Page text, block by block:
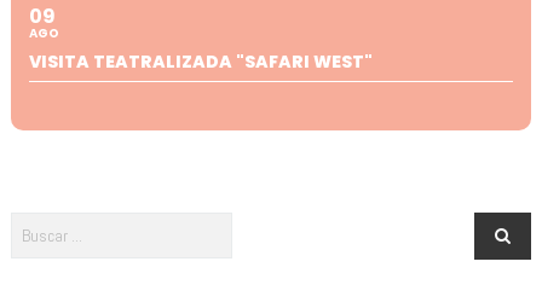
09
AGO
VISITA TEATRALIZADA "SAFARI WEST"